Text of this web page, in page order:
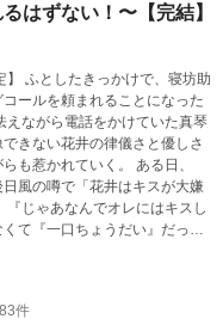
はずない！〜【完結】
】 ふとしたきっかけで、寝坊助
ールを頼まれることになった
えながら電話をかけていた真琴
きない花井の律儀さと優しさ
かれていく。 ある日、
風の噂で「花井はキスが大嫌
じゃあなんでオレにはキスし
て『一口ちょうだい』だった
いのむずきゅ
本命には不器用な攻×根っか
幸せラブエッチあり（R1
件